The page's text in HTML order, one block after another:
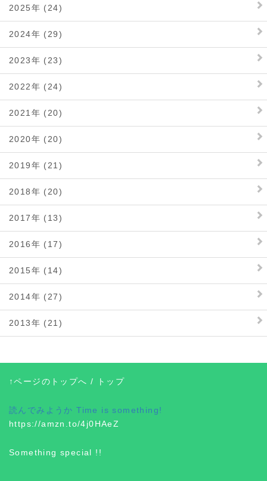
2025年 (24)
2024年 (29)
2023年 (23)
2022年 (24)
2021年 (20)
2020年 (20)
2019年 (21)
2018年 (20)
2017年 (13)
2016年 (17)
2015年 (14)
2014年 (27)
2013年 (21)
↑ページのトップへ / トップ
読んでみようか Time is something!
https://amzn.to/4j0HAeZ
Something special !!